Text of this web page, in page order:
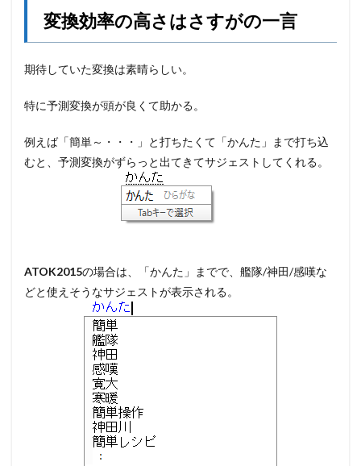
変換効率の高さはさすがの一言
期待していた変換は素晴らしい。
特に予測変換が頭が良くて助かる。
例えば「簡単～・・・」と打ちたくて「かんた」まで打ち込
むと、予測変換がずらっと出てきてサジェストしてくれる。
ATOK2015の場合は、「かんた」までで、艦隊/神田/感嘆な
どと使えそうなサジェストが表示される。